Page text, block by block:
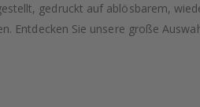
gedruckt auf ablösbarem,
Entdecken Sie unsere große